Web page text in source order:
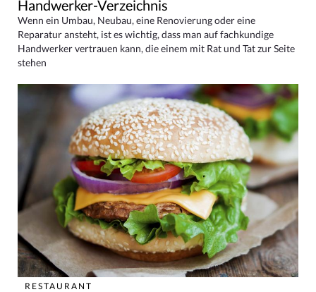
Handwerker-Verzeichnis
Wenn ein Umbau, Neubau, eine Renovierung oder eine
Reparatur ansteht, ist es wichtig, dass man auf fachkundige
Handwerker vertrauen kann, die einem mit Rat und Tat zur Seite
stehen
RESTAURANT